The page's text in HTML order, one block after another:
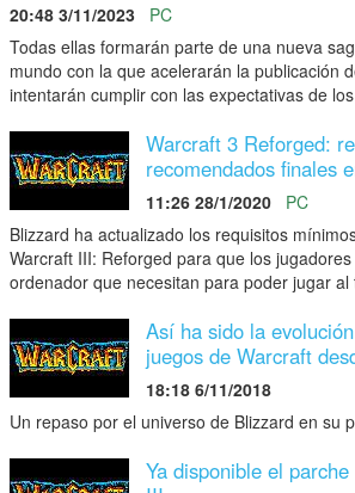
20:48 3/11/2023
PC
Todas ellas formarán parte de una nueva
mundo con la que acelerarán la publicación
intentarán cumplir con las expectativas de
Warcraft 3 Reforged:
recomendados finales
11:26 28/1/2020
PC
Blizzard ha actualizado los requisitos
Warcraft III: Reforged para que los
ordenador que necesitan para poder jugar
Así ha sido la
juegos de Warcraft
18:18 6/11/2018
Un repaso por el universo de Blizzard en su
Ya disponible el